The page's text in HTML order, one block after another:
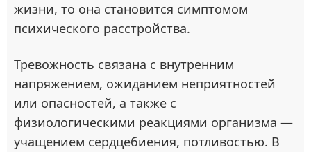
жизни, то она становится симптомом
психического расстройства.
Тревожность связана с внутренним
напряжением, ожиданием неприятностей
или опасностей, а также с
физиологическими реакциями организма —
учащением сердцебиения, потливостью. В